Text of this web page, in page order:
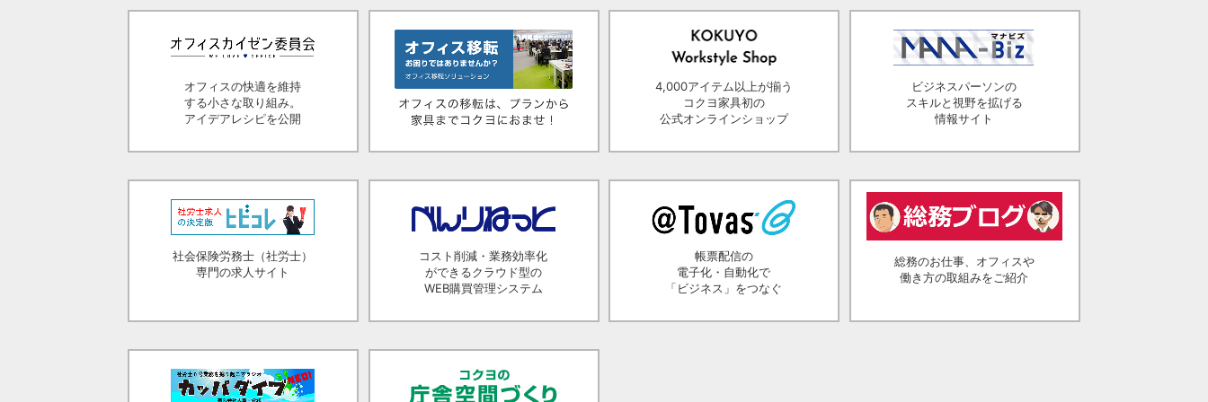
オフィスの快適を維持
する小さな取り組み。
アイデアレシピを公開
4,000アイテム以上が揃う
コクヨ家具初の
公式オンラインショップ
ビジネスパーソンの
スキルと視野を拡げる
情報サイト
社会保険労務士（社労士）
専門の求人サイト
コスト削減・業務効率化
ができるクラウド型の
WEB購買管理システム
帳票配信の
電子化・自動化で
「ビジネス」をつなぐ
総務のお仕事、オフィスや
働き方の取組みをご紹介